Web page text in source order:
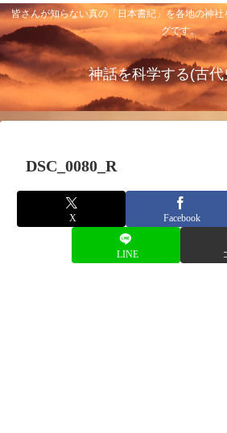
皆さんが知らない真の「日本書紀」を各地の神
グです。
神話を科学する(古
DSC_0080_R
X Facebook
LINE